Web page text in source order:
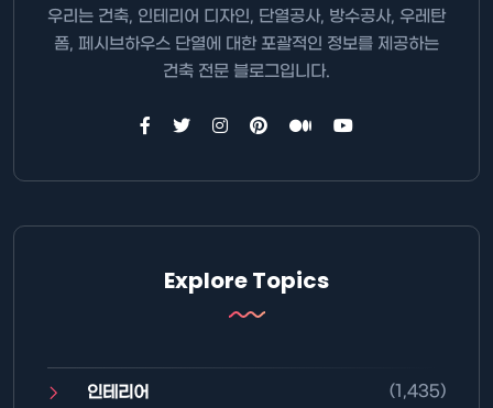
우리는 건축, 인테리어 디자인, 단열공사, 방수공사, 우레탄
폼, 페시브하우스 단열에 대한 포괄적인 정보를 제공하는
건축 전문 블로그입니다.
Explore Topics
인테리어 (1,435)